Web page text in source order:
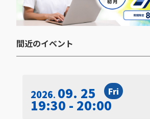
間近のイベント​
2026 09. 25 Fri
19:30 - 20:00